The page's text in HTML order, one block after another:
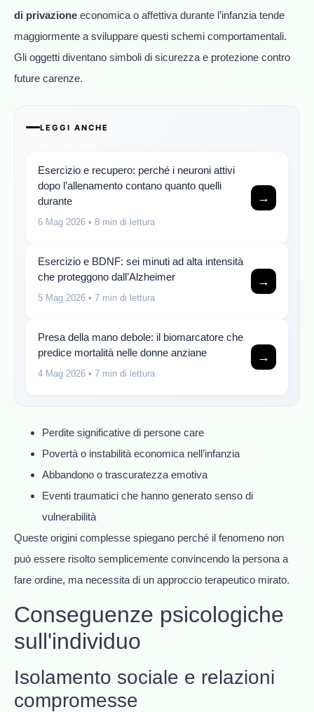
di privazione economica o affettiva durante l’infanzia tende
maggiormente a sviluppare questi schemi comportamentali.
Gli oggetti diventano simboli di sicurezza e protezione contro
future carenze.
LEGGI ANCHE
Esercizio e recupero: perché i neuroni attivi
dopo l’allenamento contano quanto quelli
durante
6 Mag 2026 • 8 min di lettura
→
Esercizio e BDNF: sei minuti ad alta intensità
che proteggono dall’Alzheimer
5 Mag 2026 • 7 min di lettura
→
Presa della mano debole: il biomarcatore che
predice mortalità nelle donne anziane
4 Mag 2026 • 7 min di lettura
→
Perdite significative di persone care
Povertà o instabilità economica nell’infanzia
Abbandono o trascuratezza emotiva
Eventi traumatici che hanno generato senso di
vulnerabilità
Queste origini complesse spiegano perché il fenomeno non
può essere risolto semplicemente convincendo la persona a
fare ordine, ma necessita di un approccio terapeutico mirato.
Conseguenze psicologiche
sull'individuo
Isolamento sociale e relazioni
compromesse